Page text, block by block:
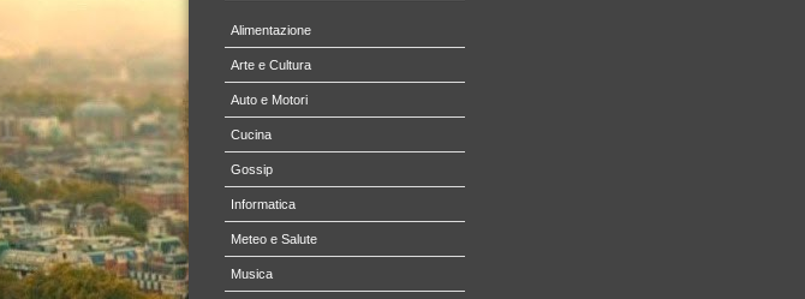
Alimentazione
Arte e Cultura
Auto e Motori
Cucina
Gossip
Informatica
Meteo e Salute
Musica